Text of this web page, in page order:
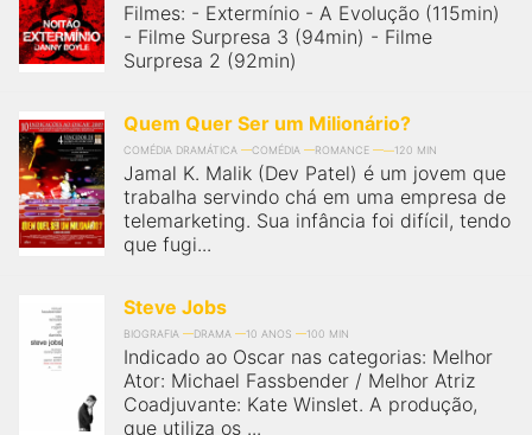
Filmes: - Extermínio - A Evolução (115min)
- Filme Surpresa 3 (94min) - Filme
Surpresa 2 (92min)
Quem Quer Ser um Milionário?
COMÉDIA DRAMÁTICA COMÉDIA ROMANCE 120 MIN
Jamal K. Malik (Dev Patel) é um jovem que
trabalha servindo chá em uma empresa de
telemarketing. Sua infância foi difícil, tendo
que fugi...
Steve Jobs
BIOGRAFIA DRAMA 10 ANOS 100 MIN
Indicado ao Oscar nas categorias: Melhor
Ator: Michael Fassbender / Melhor Atriz
Coadjuvante: Kate Winslet. A produção,
que utiliza os ...